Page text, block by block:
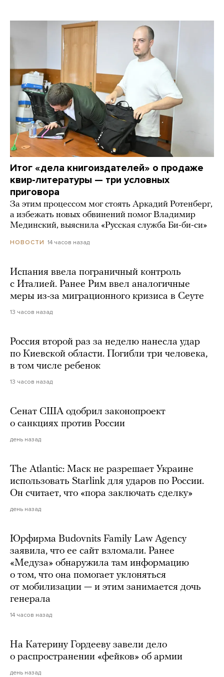
Итог «дела книгоиздателей» о продаже
квир-литературы — три условных
приговора
За этим процессом мог стоять Аркадий Ротенберг,
а избежать новых обвинений помог Владимир
Мединский, выяснила «Русская служба Би-би-си»
НОВОСТИ 14 часов назад
Испания ввела пограничный контроль
с Италией. Ранее Рим ввел аналогичные
меры из-за миграционного кризиса в Сеуте
13 часов назад
Россия второй раз за неделю нанесла удар
по Киевской области. Погибли три человека,
в том числе ребенок
13 часов назад
Сенат США одобрил законопроект
о санкциях против России
день назад
The Atlantic: Маск не разрешает Украине
использовать Starlink для ударов по России.
Он считает, что «пора заключать сделку»
день назад
Юрфирма Budovnits Family Law Agency
заявила, что ее сайт взломали. Ранее
«Медуза» обнаружила там информацию
о том, что она помогает уклоняться
от мобилизации — и этим занимается дочь
генерала
14 часов назад
На Катерину Гордееву завели дело
о распространении «фейков» об армии
день назад